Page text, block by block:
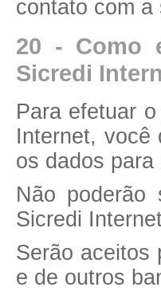
contato com
20 - Como
Sicredi
Para efetuar
Internet, você
os dados para
Não poderão
Sicredi
Serão aceitos
e de outros